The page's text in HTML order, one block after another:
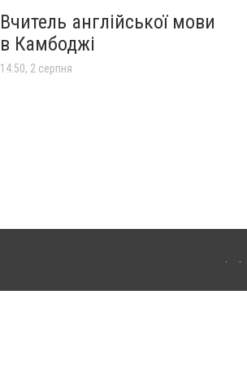
Вчитель англійської мови
в Камбоджі
14:50, 2 серпня